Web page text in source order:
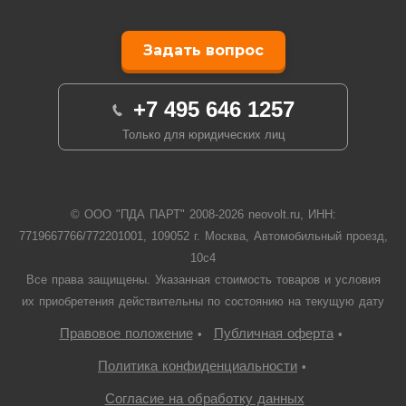
Задать вопрос
+7 495 646 1257
Только для юридических лиц
© ООО "ПДА ПАРТ" 2008-2026neovolt.ru, ИНН:
7719667766/772201001, 109052 г. Москва, Автомобильный проезд,
10с4
Все права защищены. Указанная стоимость товаров и условия
их приобретения действительны по состоянию на текущую дату
Правовое положение• Публичная оферта•
Политика конфиденциальности •
Согласие на обработку данных